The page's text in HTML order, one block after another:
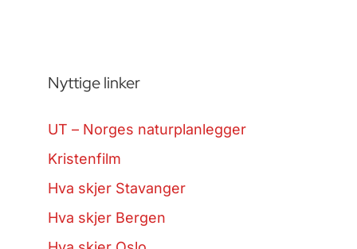
Nyttige linker
UT – Norges naturplanlegger
Kristenfilm
Hva skjer Stavanger
Hva skjer Bergen